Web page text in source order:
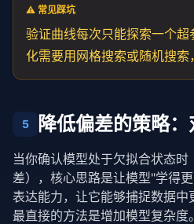
⚠️ 常见踩坑
验证曲线每次只能探索一个
化需要用网格搜索或随机搜索
5 降低偏差的策略
当你确认模型处于欠拟合状态
差），核心思路是让模型"学得
表达能力，让它能够捕捉数据中
最直接的方法是增加模型复杂